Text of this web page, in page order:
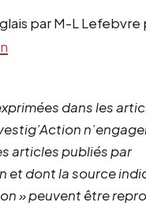
par M-L Lefebvre
dans les
articles publiés par
et dont la source
» peuvent être